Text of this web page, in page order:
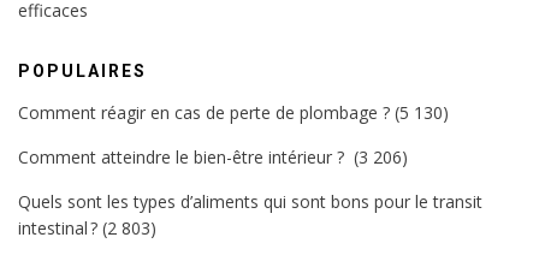
efficaces
POPULAIRES
Comment réagir en cas de perte de plombage ? (5 130)
Comment atteindre le bien-être intérieur ? (3 206)
Quels sont les types d’aliments qui sont bons pour le transit
intestinal ? (2 803)